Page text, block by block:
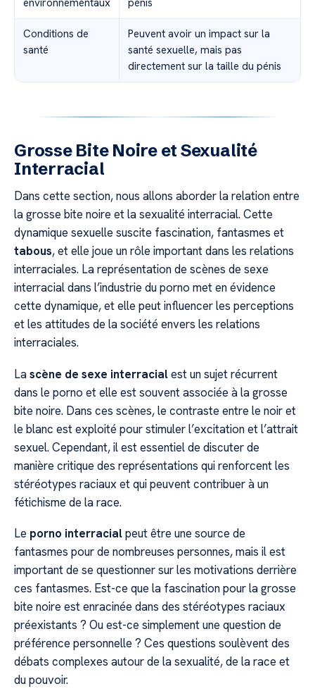
environnementaux pénis
Conditions de
santé
Peuvent avoir un impact sur la
santé sexuelle, mais pas
directement sur la taille du pénis
Grosse Bite Noire et Sexualité
Interracial
Dans cette section, nous allons aborder la relation entre
la grosse bite noire et la sexualité interracial. Cette
dynamique sexuelle suscite fascination, fantasmes et
tabous, et elle joue un rôle important dans les relations
interraciales. La représentation de scènes de sexe
interracial dans l’industrie du porno met en évidence
cette dynamique, et elle peut influencer les perceptions
et les attitudes de la société envers les relations
interraciales.
Lascène de sexe interracialest un sujet récurrent
dans le porno et elle est souvent associée à la grosse
bite noire. Dans ces scènes, le contraste entre le noir et
le blanc est exploité pour stimuler l’excitation et l’attrait
sexuel. Cependant, il est essentiel de discuter de
manière critique des représentations qui renforcent les
stéréotypes raciaux et qui peuvent contribuer à un
fétichisme de la race.
Le porno interracialpeut être une source de
fantasmes pour de nombreuses personnes, mais il est
important de se questionner sur les motivations derrière
ces fantasmes. Est-ce que la fascination pour la grosse
bite noire est enracinée dans des stéréotypes raciaux
préexistants ? Ou est-ce simplement une question de
préférence personnelle ? Ces questions soulèvent des
débats complexes autour de la sexualité, de la race et
du pouvoir.